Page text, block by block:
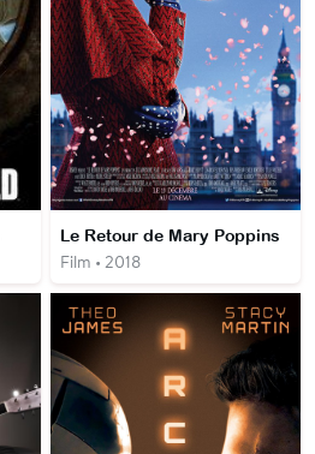
Le Retour de Mary Poppins
Film • 2018